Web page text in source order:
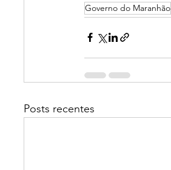
Governo do Maranhão
Posts recentes